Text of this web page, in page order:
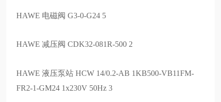
HAWE 电磁阀 G3-0-G24 5
HAWE 减压阀 CDK32-081R-500 2
HAWE 液压泵站 HCW 14/0.2-AB 1KB500-VB11FM-
FR2-1-GM24 1x230V 50Hz 3